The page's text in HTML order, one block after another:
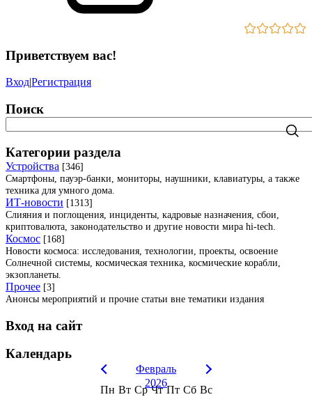
Приветствуем вас!
Вход|Регистрация
Поиск
Категории раздела
Устройства [346]
Смартфоны, пауэр-банки, мониторы, наушники, клавиатуры, а также
техника для умного дома.
ИТ-новости [1313]
Слияния и поглощения, инциденты, кадровые назначения, сбои,
криптовалюта, законодательство и другие новости мира hi-tech.
Космос [168]
Новости космоса: исследования, технологии, проекты, освоение
Солнечной системы, космическая техника, космические корабли,
экзопланеты.
Прочее [3]
Анонсы мероприятий и прочие статьи вне тематики издания
Вход на сайт
Календарь
Февраль
2026
Пн Вт Ср Чт Пт Сб Вс